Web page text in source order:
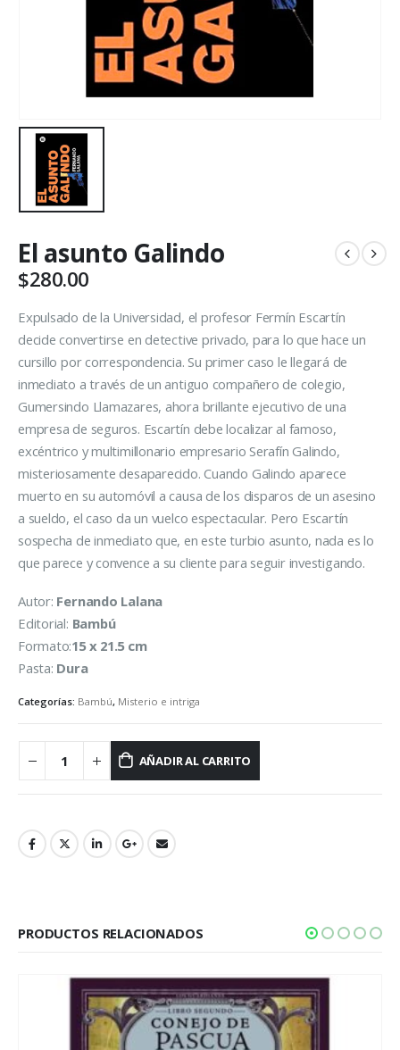
El asunto Galindo
$280.00
Expulsado de la Universidad, el profesor Fermín Escartín
decide convertirse en detective privado, para lo que hace un
cursillo por correspondencia. Su primer caso le llegará de
inmediato a través de un antiguo compañero de colegio,
Gumersindo Llamazares, ahora brillante ejecutivo de una
empresa de seguros. Escartín debe localizar al famoso,
excéntrico y multimillonario empresario Serafín Galindo,
misteriosamente desaparecido. Cuando Galindo aparece
muerto en su automóvil a causa de los disparos de un asesino
a sueldo, el caso da un vuelco espectacular. Pero Escartín
sospecha de inmediato que, en este turbio asunto, nada es lo
que parece y convence a su cliente para seguir investigando.
Autor: Fernando Lalana
Editorial: Bambú
Formato:15 x 21.5 cm
Pasta: Dura
Categorías: Bambú, Misterio e intriga
AÑADIR AL CARRITO
PRODUCTOS RELACIONADOS